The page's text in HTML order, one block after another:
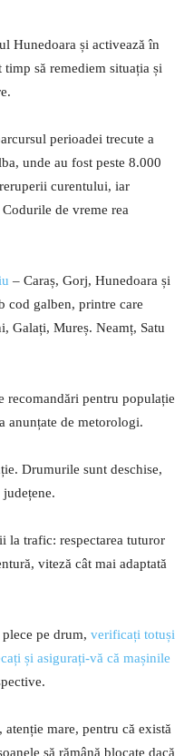
Hunedoara și activează în
timp să remediem situația și
perioadei trecute a
unde au fost peste 8.000
curentului, iar
de vreme rea
– Caraș, Gorj, Hunedoara și
cod galben, printre care
Galați, Mureș. Neamț, Satu
recomandări pentru populație
anunțate de metorologi.
Drumurile sunt deschise,
la trafic: respectarea tuturor
viteză cât mai adaptată
pe drum, verificați totuși
și asigurați-vă că mașinile
mare, pentru că există
să rămână blocate dacă